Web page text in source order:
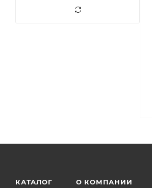
КАТАЛОГ О КОМПАНИИ